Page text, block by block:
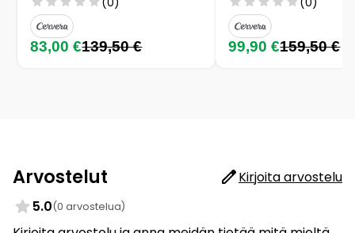
83,00 €139,50 € 99,90 €159,50 €
Arvostelut
Kirjoita arvostelu
5.0(0 arvostelua)